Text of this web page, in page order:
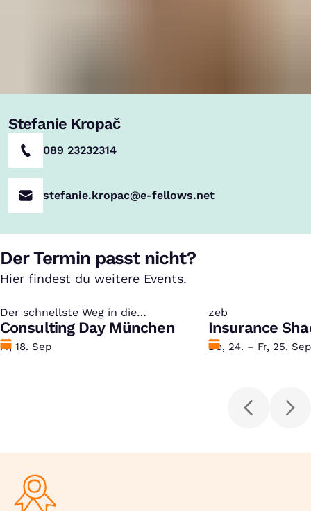
Stefanie Kropač
089 23232314
stefanie.kropac@e-fellows.net
Der Termin passt nicht?
Hier findest du weitere Events.
Der schnellste Weg in die
Unternehmensberatung
:
Consulting Day München
Datum
Fr, 18. Sep
zeb
:
Insurance
Datum
Do, 24. – Fr, 25. Sep